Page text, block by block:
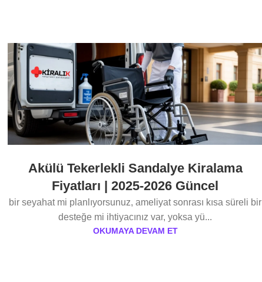
Akülü Tekerlekli Sandalye Kiralama
Fiyatları | 2025-2026 Güncel
bir seyahat mi planlıyorsunuz, ameliyat sonrası kısa süreli bir
desteğe mi ihtiyacınız var, yoksa yü...
OKUMAYA DEVAM ET